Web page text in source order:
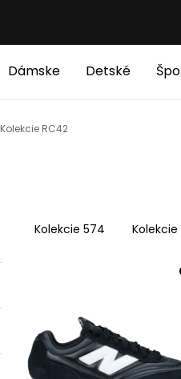
Dámske Detské
Kolekcie RC42
Kolekcie 574